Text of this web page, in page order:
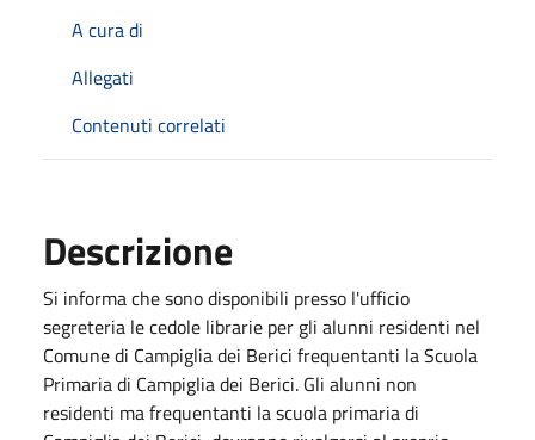
A cura di
Allegati
Contenuti correlati
Descrizione
Si informa che sono disponibili presso l'ufficio
segreteria le cedole librarie per gli alunni residenti nel
Comune di Campiglia dei Berici frequentanti la Scuola
Primaria di Campiglia dei Berici. Gli alunni non
residenti ma frequentanti la scuola primaria di